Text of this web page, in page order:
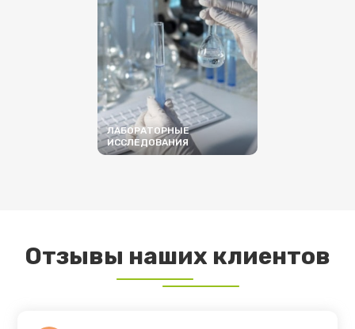
ЛАБОРАТОРНЫЕ
ИССЛЕДОВАНИЯ
Отзывы наших клиентов